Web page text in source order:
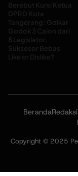
Berebut Kursi Ketua
DPRD Kota
Tangerang: Golkar
Godok 3 Calon dari
8 Legislator,
Suksesor Bebas
Like or Dislike?
BerandaRedaksi
Copyright © 2025